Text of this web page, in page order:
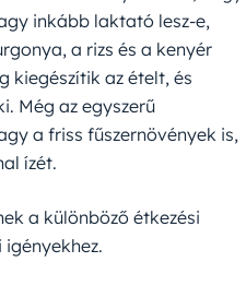
inkább laktató lesz-e,
a rizs és a kenyér
kiegészítik az ételt, és
Még az egyszerű
a friss fűszernövények is,
ízét.
a különböző étkezési